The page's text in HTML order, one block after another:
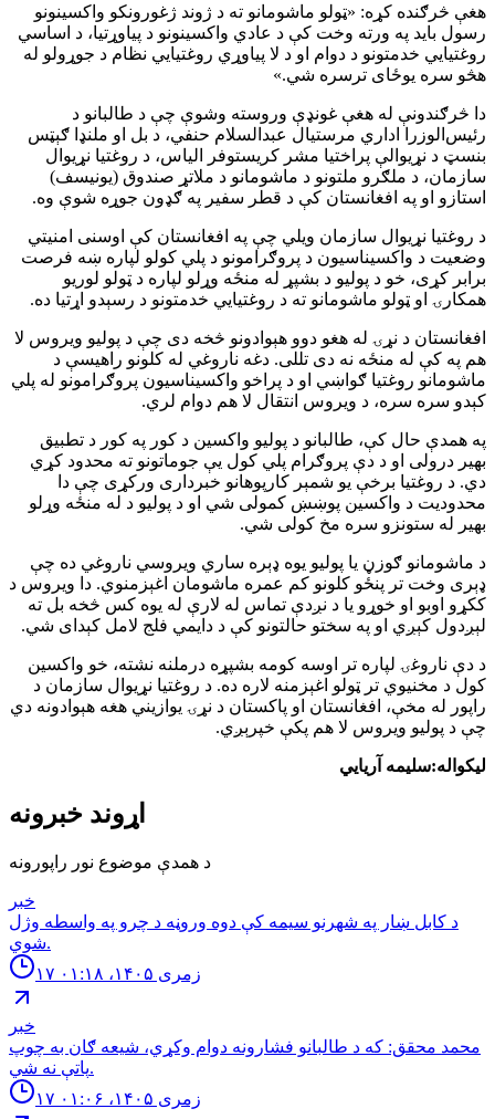
هغې څرګنده کړه: «ټولو ماشومانو ته د ژوند ژغورونکو واکسینونو
رسول باید په ورته وخت کې د عادي واکسینونو د پیاوړتیا، د اساسي
روغتیايي خدمتونو د دوام او د لا پیاوړي روغتیايي نظام د جوړولو له
هڅو سره یوځای ترسره شي.»
دا څرګندونې له هغې غونډې وروسته وشوې چې د طالبانو د
رئیس‌الوزرا اداري مرستیال عبدالسلام حنفي، د بل او ملنډا ګېټس
بنسټ د نړیوالې پراختیا مشر کریستوفر الیاس، د روغتیا نړیوال
سازمان، د ملګرو ملتونو د ماشومانو د ملاتړ صندوق (یونیسف)
استازو او په افغانستان کې د قطر سفیر په ګډون جوړه شوې وه.
د روغتیا نړیوال سازمان ویلي چې په افغانستان کې اوسنی امنیتي
وضعیت د واکسیناسیون د پروګرامونو د پلي کولو لپاره ښه فرصت
برابر کړی، خو د پولیو د بشپړ له منځه وړلو لپاره د ټولو لوریو
همکارۍ او ټولو ماشومانو ته د روغتیايي خدمتونو د رسېدو اړتیا ده.
افغانستان د نړۍ له هغو دوو هېوادونو څخه دی چې د پولیو ویروس لا
هم په کې له منځه نه دی تللی. دغه ناروغي له کلونو راهیسې د
ماشومانو روغتیا ګواښي او د پراخو واکسیناسیون پروګرامونو له پلي
کېدو سره سره، د ویروس انتقال لا هم دوام لري.
په همدې حال کې، طالبانو د پولیو واکسین د کور په کور د تطبیق
بهیر درولی او د دې پروګرام پلي کول یې جوماتونو ته محدود کړي
دي. د روغتیا برخې یو شمېر کارپوهانو خبرداری ورکړی چې دا
محدودیت د واکسین پوښښ کمولی شي او د پولیو د له منځه وړلو
بهیر له ستونزو سره مخ کولی شي.
د ماشومانو ګوزڼ یا پولیو یوه ډېره ساري ویروسي ناروغي ده چې
ډېری وخت تر پنځو کلونو کم عمره ماشومان اغېزمنوي. دا ویروس د
ککړو اوبو او خوړو یا د نږدې تماس له لارې له یوه کس څخه بل ته
لېږدول کېږي او په سختو حالتونو کې د دایمي فلج لامل کېدای شي.
د دې ناروغۍ لپاره تر اوسه کومه بشپړه درملنه نشته، خو واکسین
کول د مخنیوي تر ټولو اغېزمنه لاره ده. د روغتیا نړیوال سازمان د
راپور له مخې، افغانستان او پاکستان د نړۍ یوازیني هغه هېوادونه دي
چې د پولیو ویروس لا هم پکې خپرېږي.
لیکواله:سلیمه آریایي
اړوند خبرونه
د همدې موضوع نور راپورونه
خبر
د كابل ښار په شهرنو سيمه كې دوه وروڼه د چرو په واسطه وژل
شوي.
۱۷ زمری ۱۴۰۵، ۰۱:۱۸
خبر
محمد محقق: كه د طالبانو فشارونه دوام وكړي، شيعه ګان به چوپ
پاتې نه شي.
۱۷ زمری ۱۴۰۵، ۰۱:۰۶